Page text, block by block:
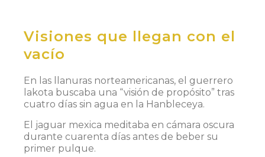
Visiones que llegan con el
vacío
En las llanuras norteamericanas, el guerrero
lakota buscaba una “visión de propósito” tras
cuatro días sin agua en la Hanbleceya.
El jaguar mexica meditaba en cámara oscura
durante cuarenta días antes de beber su
primer pulque.